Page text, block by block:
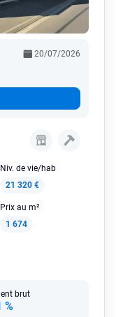
20/07/2026
Niv. de vie/hab
21 320 €
Prix au m²
1 674
brut
%